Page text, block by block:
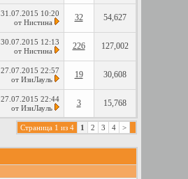
31.07.2015 10:20
от Нистина 32 54,627
30.07.2015 12:13
от Нистина 226 127,002
27.07.2015 22:57
от ИзиЛауль 19 30,608
27.07.2015 22:44
от ИзиЛауль 3 15,768
Страница 1 из 4 1 2 3 4 >